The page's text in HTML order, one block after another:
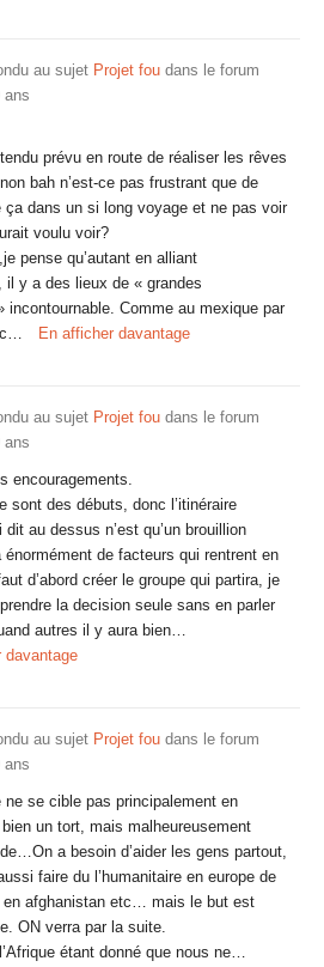
au sujet Projet fou dans le forum
ans
prévu en route de réaliser les rêves
bah n’est-ce pas frustrant que de
ça dans un si long voyage et ne pas voir
voulu voir?
pense qu’autant en alliant
il y a des lieux de « grandes
incontournable. Comme au mexique par
En afficher davantage
au sujet Projet fou dans le forum
ans
encouragements.
sont des débuts, donc l’itinéraire
dit au dessus n’est qu’un brouillion
de facteurs qui rentrent en
d’abord créer le groupe qui partira, je
la decision seule sans en parler
autres il y aura bien…
davantage
au sujet Projet fou dans le forum
ans
ne se cible pas principalement en
un tort, mais malheureusement
a besoin d’aider les gens partout,
faire du l’humanitaire en europe de
en afghanistan etc… mais le but est
ON verra par la suite.
étant donné que nous ne…